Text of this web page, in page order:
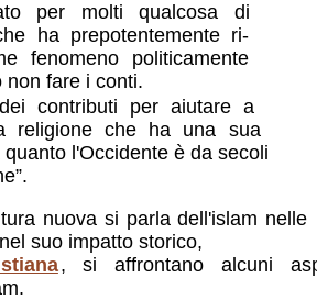
per molti qualcosa di
ha prepotentemente ri-
fenomeno politicamente
non fare i conti.
contributi per aiutare a
religione che ha una sua
l'Occidente è da secoli
nuova si parla dell'islam nelle
suo impatto storico,
, si affrontano alcuni